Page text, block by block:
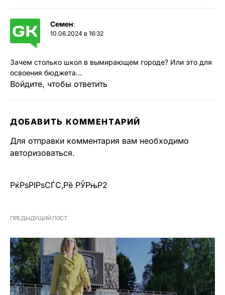
Семен:
10.06.2024 в 16:32
Зачем столько школ в вымирающем городе? Или это для
освоения бюджета…
Войдите, чтобы ответить
ДОБАВИТЬ КОММЕНТАРИЙ
Для отправки комментария вам необходимо
авторизоваться.
РќРѕРІРѕСЃС‚Рё РЎРњР2
ПРЕДЫДУЩИЙ ПОСТ